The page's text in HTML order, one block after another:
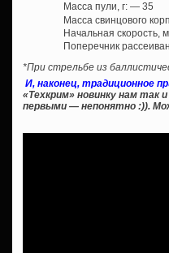
Масса пули, г: — 35
Масса свинцового
Начальная скорость,
Поперечник
*При стрельбе из
И, наконец, традиционное
«Техкрим» новинку нам так
первыми — непонятно :)).